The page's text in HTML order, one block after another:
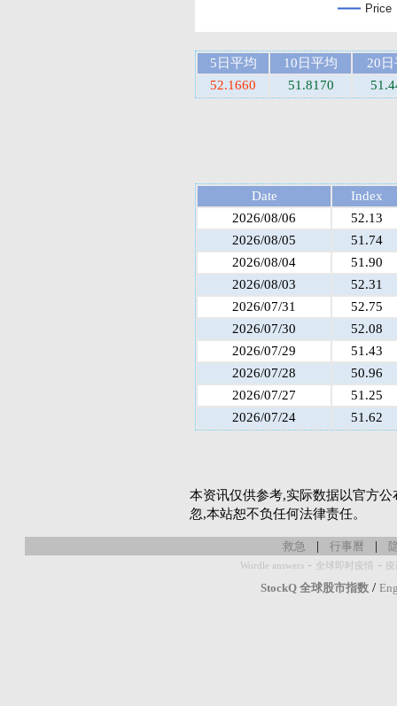
Price
5日平均 10日平均
20
52.1660
51.8170
Date
Index
2026/08/06
52.13
2026/08/05
51.74
2026/08/04
51.90
2026/08/03
52.31
2026/07/31
52.75
2026/07/30
52.08
2026/07/29
51.43
2026/07/28
50.96
2026/07/27
51.25
2026/07/24
51.62
本资讯仅供参考,实际数据以官方
忽,本站恕不负任何法律责任。
救急 | 行事曆 |
Wordle answers - 全球即时疫情 -
StockQ 全球股市指数 /